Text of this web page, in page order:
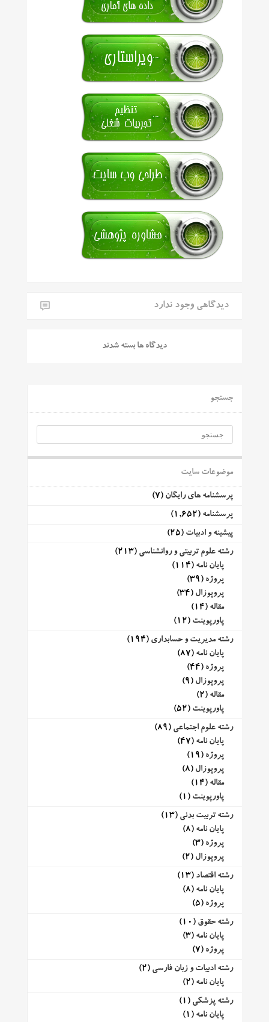
دیدگاهی وجود ندارد
دیدگاه ها بسته شدند
جستجو
موضوعات سایت
پرسشنامه های رایگان (7)
پرسشنامه (1,652)
پیشینه و ادبیات (25)
رشته علوم تربیتی و روانشناسی (213)
پایان نامه (114)
پروژه (39)
پروپوزال (34)
مقاله (14)
پاورپوینت (12)
رشته مدیریت و حسابداری (194)
پایان نامه (87)
پروژه (44)
پروپوزال (9)
مقاله (2)
پاورپوینت (52)
رشته علوم اجتماعی (89)
پایان نامه (47)
پروژه (19)
پروپوزال (8)
مقاله (14)
پاورپوینت (1)
رشته تربیت بدنی (13)
پایان نامه (8)
پروژه (3)
پروپوزال (2)
رشته اقتصاد (13)
پایان نامه (8)
پروژه (5)
رشته حقوق (10)
پایان نامه (3)
پروژه (7)
رشته ادبیات و زبان فارسی (2)
پایان نامه (2)
رشته پزشکی (1)
پایان نامه (1)